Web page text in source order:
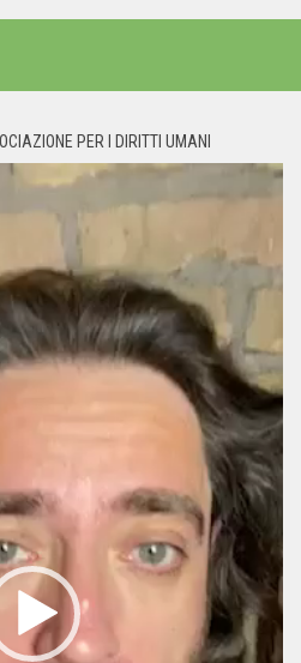
PER I DIRITTI UMANI